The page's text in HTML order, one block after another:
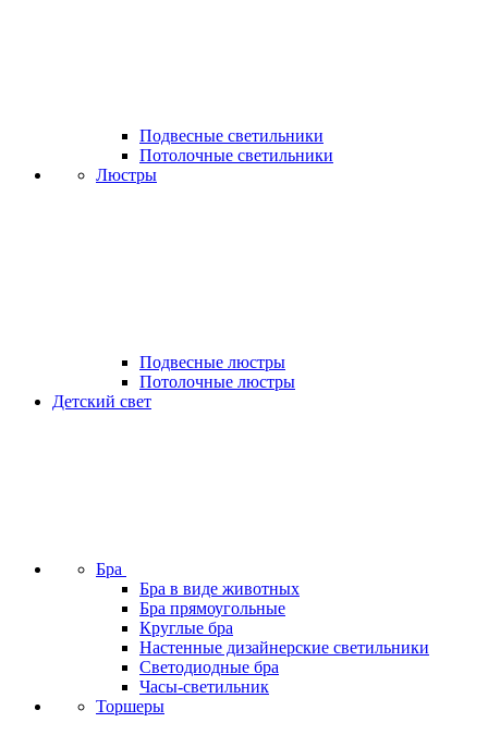
Подвесные светильники
Потолочные светильники
Люстры
Подвесные люстры
Потолочные люстры
Детский свет
Бра
Бра в виде животных
Бра прямоугольные
Круглые бра
Настенные дизайнерские светильники
Светодиодные бра
Часы-светильник
Торшеры